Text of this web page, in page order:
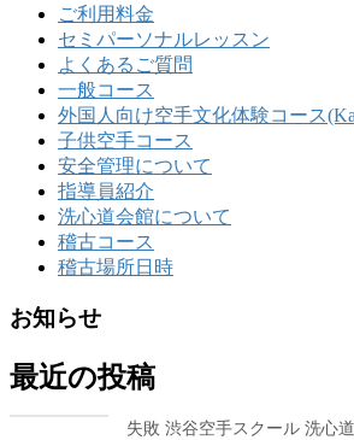
ご利用料金
セミパーソナルレッスン
よくあるご質問
一般コース
外国人向け空手文化体験コース
子供空手コース
安全管理について
指導員紹介
洗心道会館について
稽古コース
稽古場所日時
お知らせ
最近の投稿
失敗 渋谷空手スクール 洗心